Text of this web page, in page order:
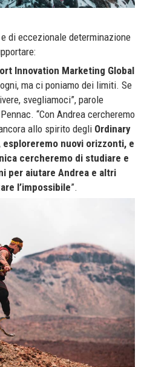
di eccezionale determinazione
Innovation Marketing Global
ma ci poniamo dei limiti. Se
svegliamoci”, parole
“Con Andrea cercheremo
allo spirito degli Ordinary
nuovi orizzonti, e
cercheremo di studiare e
per aiutare Andrea e altri
l’impossibile”.